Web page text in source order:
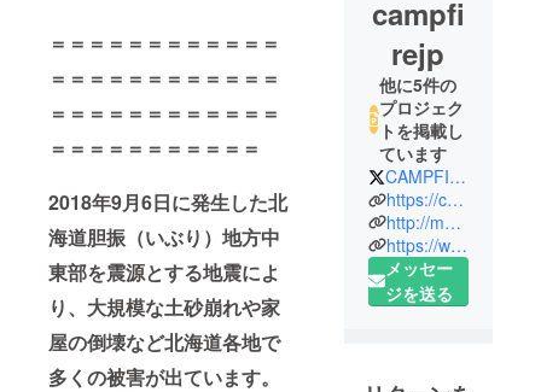
＝＝＝＝＝＝＝＝＝＝＝＝
＝＝＝＝＝＝＝＝＝＝＝＝
＝＝＝＝＝＝＝＝＝＝＝＝
＝＝＝＝＝＝＝＝＝＝＝
2018年9月6日に発生した北
海道胆振（いぶり）地方中
東部を震源とする地震によ
り、大規模な土砂崩れや家
屋の倒壊など北海道各地で
多くの被害が出ています。
campfi
rejp
他に5件の
プロジェク
トを掲載し
ています
CAMPFIREjp
https://camp-fire.jp
http://mag.camp-fire.jp
https://www.facebook.com/campfirejp
メッセー
ジを送る